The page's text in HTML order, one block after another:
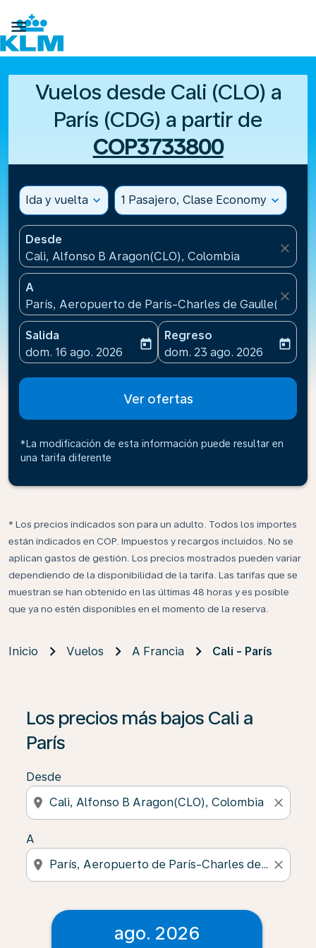

Vuelos desde Cali (CLO) a
París (CDG) a partir de
COP3733800
Ida y vuelta expand_more 1 Pasajero, Clase Economy expand_more
Desde
Cali, Alfonso B Aragon(CLO), Colombia
close
A
París, Aeropuerto de París-Charles de Gaulle(CDG),
close
Salida
fc-booking-departure-date-aria-label
dom. 16 ago. 2026
today
Regreso
fc-booking-return-date-
dom. 23 ago. 2026
today
Ver ofertas
*La modificación de esta información puede resultar en
una tarifa diferente
* Los precios indicados son para un adulto. Todos los importes
están indicados en COP. Impuestos y recargos incluidos. No se
aplican gastos de gestión. Los precios mostrados pueden variar
dependiendo de la disponibilidad de la tarifa. Las tarifas que se
muestran se han obtenido en las últimas 48 horas y es posible
que ya no estén disponibles en el momento de la reserva.
Inicio Vuelos A Francia Cali - París
Los precios más bajos Cali a
París
Desde
location_on close
A
location_on close
ago. 2026